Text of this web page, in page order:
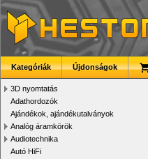
Kategóriák Újdonságok
3D nyomtatás
Adathordozók
Ajándékok, ajándékutalványok
Analóg áramkörök
Audiotechnika
Autó HiFi